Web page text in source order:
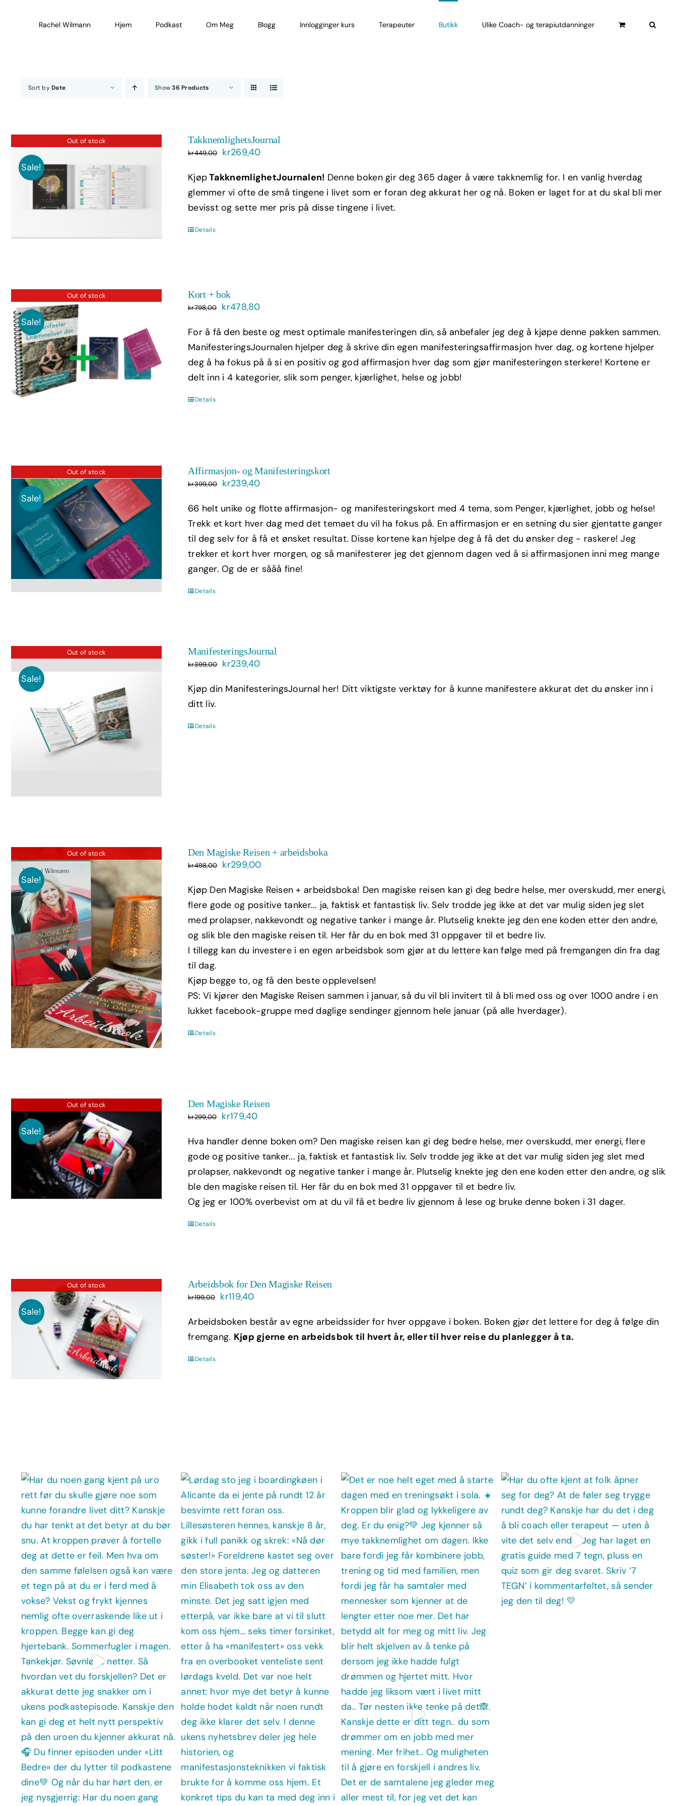
Rachel Wilmann Hjem Podkast Om Meg Blogg Innlogginger kurs Terapeuter Butikk Ulike Coach- og terapiutdanninger
Sort byDate Show36 Products
Out of stock
Sale!
TakknemlighetsJournal
kr449,00
Opprinnelig
var:
kr449,00.
kr269,40Nåværende
er:
kr269,40.
KjøpTakknemlighetJournalen! Denne boken gir deg 365 dager å være takknemlig for. I en vanlig hverdag
glemmer vi ofte de små tingene i livet som er foran deg akkurat her og nå. Boken er laget for at du skal bli mer
bevisst og sette mer pris på disse tingene i livet.
Details
Out of stock
Sale!
Kort + bok
kr798,00
Opprinnelig
var:
kr798,00.
kr478,80Nåværende
er:
kr478,80.
For å få den beste og mest optimale manifesteringen din, så anbefaler jeg deg å kjøpe denne pakken sammen.
ManifesteringsJournalen hjelper deg å skrive din egen manifesteringsaffirmasjon hver dag, og kortene hjelper
deg å ha fokus på å si en positiv og god affirmasjon hver dag som gjør manifesteringen sterkere! Kortene er
delt inn i 4 kategorier, slik som penger, kjærlighet, helse og jobb!
Details
Out of stock
Sale!
Affirmasjon- og Manifesteringskort
kr399,00
Opprinnelig
var:
kr399,00.
kr239,40Nåværende
er:
kr239,40.
66 helt unike og flotte affirmasjon- og manifesteringskort med 4 tema, som Penger, kjærlighet, jobb og helse!
Trekk et kort hver dag med det temaet du vil ha fokus på. En affirmasjon er en setning du sier gjentatte ganger
til deg selv for å få et ønsket resultat. Disse kortene kan hjelpe deg å få det du ønsker deg - raskere! Jeg
trekker et kort hver morgen, og så manifesterer jeg det gjennom dagen ved å si affirmasjonen inni meg mange
ganger. Og de er sååå fine!
Details
Out of stock
Sale!
ManifesteringsJournal
kr399,00
Opprinnelig
var:
kr239,40Nåværende
er:
Kjøp din ManifesteringsJournal her! Ditt viktigste verktøy for å kunne manifestere akkurat det du ønsker inn i
ditt liv.
Details
Out of stock
Sale!
Den Magiske Reisen + arbeidsboka
kr498,00
Opprinnelig
var:
kr498,00.
kr299,00Nåværende
er:
kr299,00.
Kjøp Den Magiske Reisen + arbeidsboka! Den magiske reisen kan gi deg bedre helse, mer overskudd, mer energi,
flere gode og positive tanker... ja, faktisk et fantastisk liv. Selv trodde jeg ikke at det var mulig siden jeg slet
med prolapser, nakkevondt og negative tanker i mange år. Plutselig knekte jeg den ene koden etter den andre,
og slik ble den magiske reisen til. Her får du en bok med 31 oppgaver til et bedre liv.
I tillegg kan du investere i en egen arbeidsbok som gjør at du lettere kan følge med på fremgangen din fra dag
til dag.
Kjøp begge to, og få den beste opplevelsen!
PS: Vi kjører den Magiske Reisen sammen i januar, så du vil bli invitert til å bli med oss og over 1000 andre i en
lukket facebook-gruppe med daglige sendinger gjennom hele januar (på alle hverdager).
Details
Out of stock
Sale!
Den Magiske Reisen
kr299,00
Opprinnelig
var:
kr299,00.
kr179,40Nåværende
er:
kr179,40.
Hva handler denne boken om? Den magiske reisen kan gi deg bedre helse, mer overskudd, mer energi, flere
gode og positive tanker... ja, faktisk et fantastisk liv. Selv trodde jeg ikke at det var mulig siden jeg slet med
prolapser, nakkevondt og negative tanker i mange år. Plutselig knekte jeg den ene koden etter den andre, og slik
ble den magiske reisen til. Her får du en bok med 31 oppgaver til et bedre liv.
Og jeg er 100% overbevist om at du vil få et bedre liv gjennom å lese og bruke denne boken i 31 dager.
Details
Out of stock
Sale!
Arbeidsbok for Den Magiske Reisen
kr199,00
Opprinnelig
var:
kr199,00.
kr119,40Nåværende
er:
kr119,40.
Arbeidsboken består av egne arbeidssider for hver oppgave i boken. Boken gjør det lettere for deg å følge din
fremgang. Kjøp gjerne en arbeidsbok til hvert år, eller til hver reise du planlegger å ta.
Details